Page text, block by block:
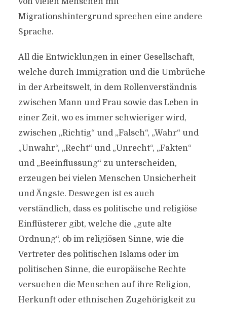
Migrationshintergrund sprechen eine andere
Sprache.
All die Entwicklungen in einer Gesellschaft,
welche durch Immigration und die Umbrüche
in der Arbeitswelt, in dem Rollenverständnis
zwischen Mann und Frau sowie das Leben in
einer Zeit, wo es immer schwieriger wird,
zwischen „Richtig“ und „Falsch“, „Wahr“ und
„Unwahr“, „Recht“ und „Unrecht“, „Fakten“
und „Beeinflussung“ zu unterscheiden,
erzeugen bei vielen Menschen Unsicherheit
und Ängste. Deswegen ist es auch
verständlich, dass es politische und religiöse
Einflüsterer gibt, welche die „gute alte
Ordnung“, ob im religiösen Sinne, wie die
Vertreter des politischen Islams oder im
politischen Sinne, die europäische Rechte
versuchen die Menschen auf ihre Religion,
Herkunft oder ethnischen Zugehörigkeit zu